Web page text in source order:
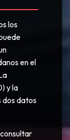
los
en el
y la
dos datos